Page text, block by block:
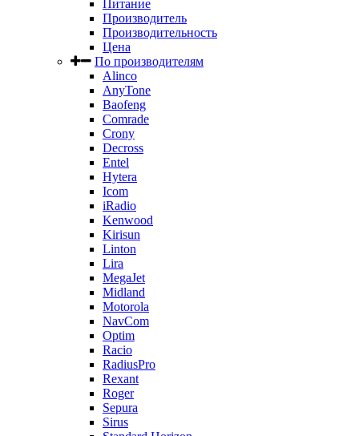
Питание
Производитель
Производительность
Цена
По производителям
Alinco
AnyTone
Baofeng
Comrade
Crony
Decross
Entel
Hytera
Icom
iRadio
Kenwood
Kirisun
Linton
Lira
MegaJet
Midland
Motorola
NavCom
Optim
Racio
RadiusPro
Rexant
Roger
Sepura
Sirus